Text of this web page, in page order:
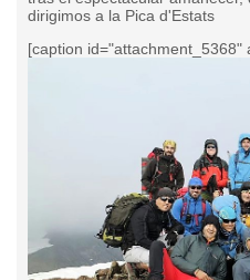
dirigimos a la Pica d'Estats
[caption id="attachment_5368"